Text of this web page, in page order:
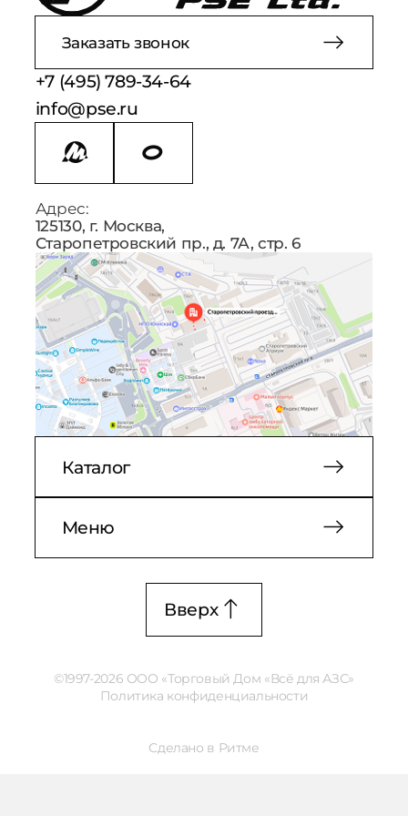
Заказать звонок
+7 (495) 789-34-64
info@pse.ru
Адрес:
125130, г. Москва,
Старопетровский пр., д. 7А, стр. 6
Каталог
Меню
Вверх
©1997-2026 ООО «Торговый Дом «Всё для АЗС»
Политика конфиденциальности
Сделано в Ритме